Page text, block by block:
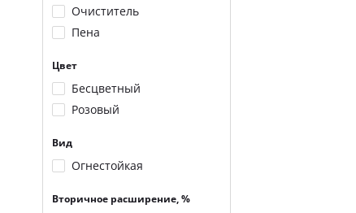
Очиститель
Пена
Цвет
Бесцветный
Розовый
Вид
Огнестойкая
Вторичное расширение, %